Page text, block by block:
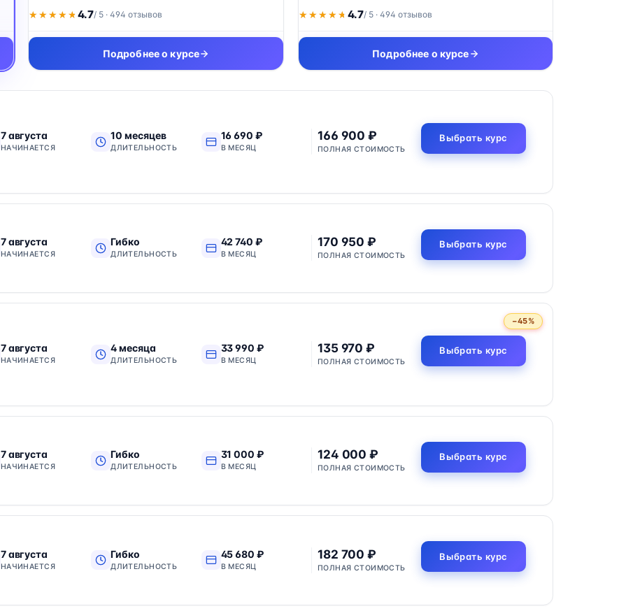
★★★★★
★★★★★4.7/ 5 · 494 отзывов
Подробнее о курсе
★★★★★
★★★★★ 4.7/ 5 · 494 отзывов
Подробнее о курсе
7 августа
НАЧИНАЕТСЯ
10 месяцев
ДЛИТЕЛЬНОСТЬ
16 690 ₽
В МЕСЯЦ
166 900 ₽
ПОЛНАЯ СТОИМОСТЬ
Выбрать курс
7 августа
НАЧИНАЕТСЯ
Гибко
ДЛИТЕЛЬНОСТЬ
42 740 ₽
В МЕСЯЦ
170 950 ₽
ПОЛНАЯ СТОИМОСТЬ
Выбрать курс
−45%
7 августа
НАЧИНАЕТСЯ
4 месяца
ДЛИТЕЛЬНОСТЬ
33 990 ₽
В МЕСЯЦ
135 970 ₽
ПОЛНАЯ СТОИМОСТЬ
Выбрать курс
7 августа
НАЧИНАЕТСЯ
Гибко
ДЛИТЕЛЬНОСТЬ
31 000 ₽
В МЕСЯЦ
124 000 ₽
ПОЛНАЯ СТОИМОСТЬ
Выбрать курс
7 августа
НАЧИНАЕТСЯ
Гибко
ДЛИТЕЛЬНОСТЬ
45 680 ₽
В МЕСЯЦ
182 700 ₽
ПОЛНАЯ СТОИМОСТЬ
Выбрать курс